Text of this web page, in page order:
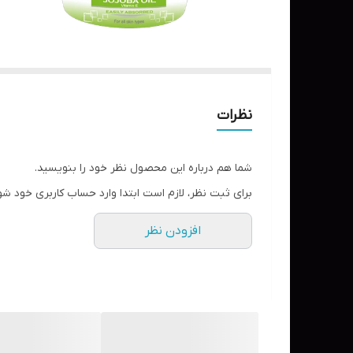
نظرات
شما هم درباره این محصول نظر خود را بنویسید.
برای ثبت نظر، لازم است ابتدا وارد حساب کاربری خود
افزودن نظر